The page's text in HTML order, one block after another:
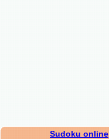
Sudoku online